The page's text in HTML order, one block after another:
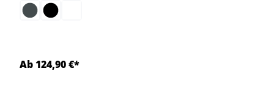
Ab 124,90 €*